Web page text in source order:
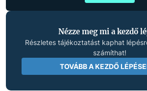
Nézze meg mi a kezdő
Részletes tájékoztatást kaphat
számíthat!
TOVÁBB A KEZDŐ